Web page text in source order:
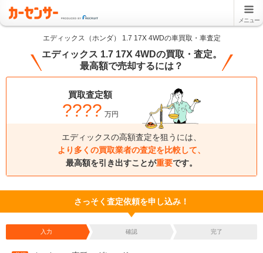
メニュー
エディックス（ホンダ） 1.7 17X 4WDの車買取・車査定
エディックス 1.7 17X 4WDの買取・査定。
最高額で売却するには？
買取査定額
???? 万円
エディックスの高額査定を狙うには、
より多くの買取業者の査定を比較して、
最高額を引き出すことが重要です。
さっそく査定依頼を申し込み！
入力 確認 完了